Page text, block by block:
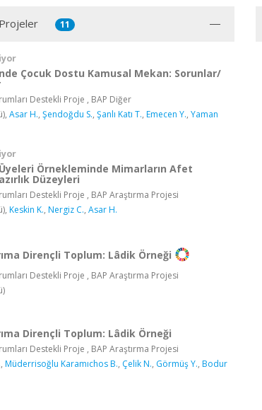
11
Çocuk Dostu Kamusal Mekan: Sorunlar/
Destekli Proje , BAP Diğer
Asar H., Şendoğdu S., Şanlı Katı T., Emecen Y., Yaman
Örnekleminde Mimarların Afet
Düzeyleri
Destekli Proje , BAP Araştırma Projesi
Keskin K., Nergiz C., Asar H.
Dirençli Toplum: Lâdik Örneği
Destekli Proje , BAP Araştırma Projesi
Dirençli Toplum: Lâdik Örneği
Destekli Proje , BAP Araştırma Projesi
, Müderrisoğlu Karamıchos B., Çelik N., Görmüş Y., Bodur